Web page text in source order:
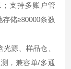
支持多账户管
储≥80000条数
源、样品仓、
，兼容单/多通